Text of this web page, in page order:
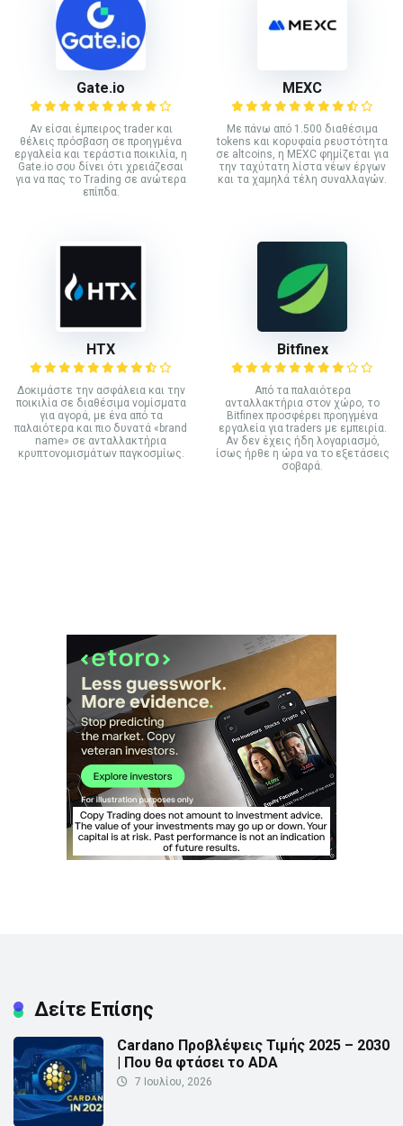
Gate.io
Αν είσαι έμπειρος trader και
θέλεις πρόσβαση σε προηγμένα
εργαλεία και τεράστια ποικιλία, η
Gate.io σου δίνει ότι χρειάζεσαι
για να πας το Trading σε ανώτερα
επίπδα.
MEXC
Με πάνω από 1.500 διαθέσιμα
tokens και κορυφαία ρευστότητα
σε altcoins, η MEXC φημίζεται για
την ταχύτατη λίστα νέων έργων
και τα χαμηλά τέλη συναλλαγών.
HTX
Δοκιμάστε την ασφάλεια και την
ποικιλία σε διαθέσιμα νομίσματα
για αγορά, με ένα από τα
παλαιότερα και πιο δυνατά «brand
name» σε ανταλλακτήρια
κρυπτονομισμάτων παγκοσμίως.
Bitfinex
Από τα παλαιότερα
ανταλλακτήρια στον χώρο, το
Bitfinex προσφέρει προηγμένα
εργαλεία για traders με εμπειρία.
Αν δεν έχεις ήδη λογαριασμό,
ίσως ήρθε η ώρα να το εξετάσεις
σοβαρά.
Δείτε Επίσης
Cardano Προβλέψεις Τιμής 2025 – 2030
| Που θα φτάσει το ADA
7 Ιουλίου, 2026